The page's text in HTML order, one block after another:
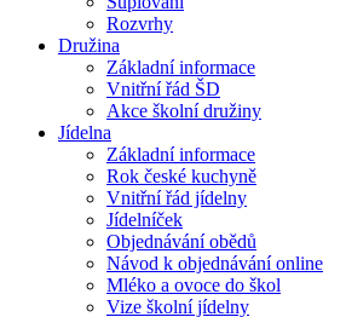
Rozvrhy
Družina
Základní informace
Vnitřní řád ŠD
Akce školní družiny
Jídelna
Základní informace
Rok české kuchyně
Vnitřní řád jídelny
Jídelníček
Objednávání obědů
Návod k objednávání online
Mléko a ovoce do škol
Vize školní jídelny